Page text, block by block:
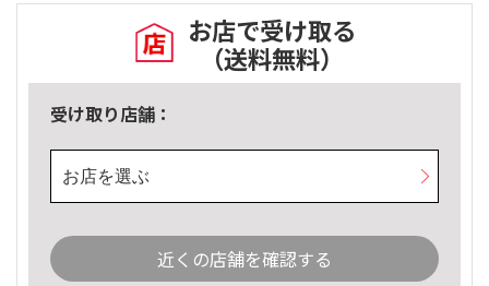
お店で受け取る
（送料無料）
受け取り店舗：
お店を選ぶ
近くの店舗を確認する